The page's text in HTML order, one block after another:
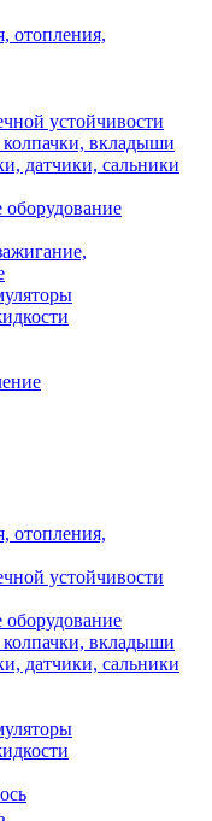
отопления,
устойчивости
колпачки, вкладыши
датчики, сальники
оборудование
отопления,
устойчивости
оборудование
колпачки, вкладыши
датчики, сальники